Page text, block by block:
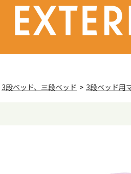
3段ベッド、三段ベッド > 3段ベッド用